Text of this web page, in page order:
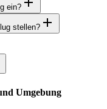
ein?
stellen?
Umgebung